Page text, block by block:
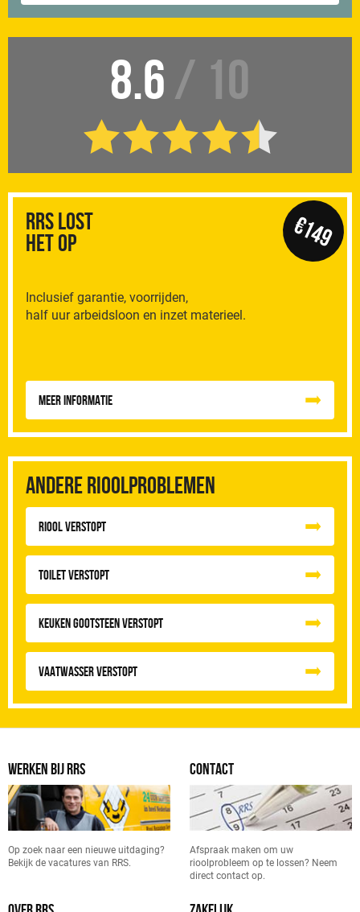
8.6 / 10
RRS Lost
het op
Inclusief garantie, voorrijden,
half uur arbeidsloon en inzet materieel.
€149
Meer informatie
Andere rioolproblemen
Riool Verstopt
Toilet Verstopt
Keuken Gootsteen Verstopt
Vaatwasser Verstopt
WERKEN BIJ RRS
Op zoek naar een nieuwe uitdaging?
Bekijk de vacatures van RRS.
CONTACT
Afspraak maken om uw
rioolprobleem op te lossen? Neem
direct contact op.